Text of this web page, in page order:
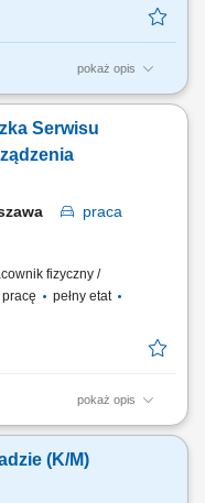
pokaż opis
przeglądów, obsługę
obsług technicznych,
oraz układów
Serwisu
praca
fizyczny /
pełny etat
pokaż opis
usterek oraz napraw
naszych
podstawowych
oraz sieciowej
(K/M)